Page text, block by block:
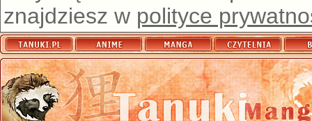
znajdziesz w polityce